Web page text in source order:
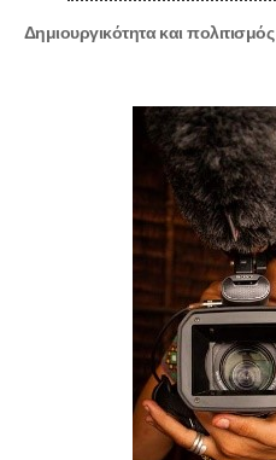
Δημιουργικότητα και πολιτισμός